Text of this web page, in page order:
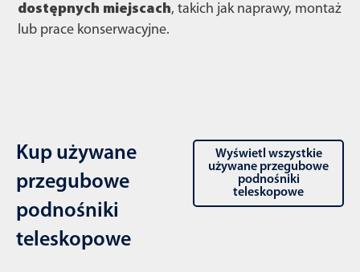
dostępnych miejscach, takich jak naprawy, montaż
lub prace konserwacyjne.
Kup używane
przegubowe
podnośniki
teleskopowe
Wyświetl wszystkie
używane przegubowe
podnośniki
teleskopowe